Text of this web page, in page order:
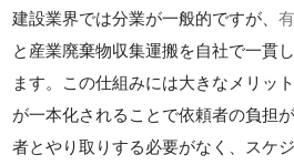
建設業界では分業が一般的ですが、
と産業廃棄物収集運搬を自社で一貫
ます。この仕組みには大きなメリッ
が一本化されることで依頼者の負担
者とやり取りする必要がなく、スケ